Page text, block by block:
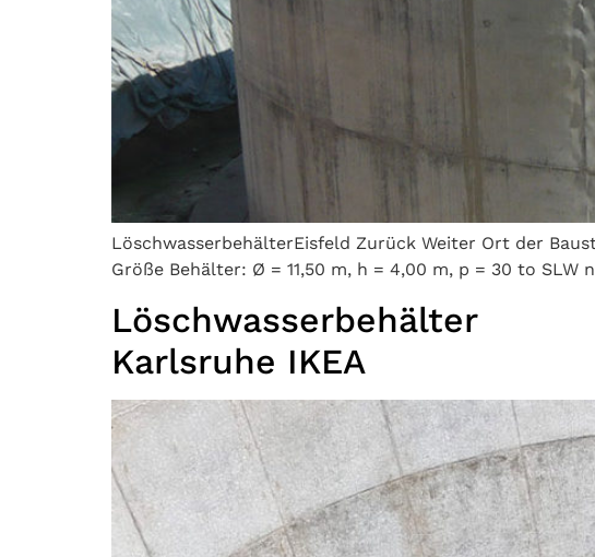
LöschwasserbehälterEisfeld Zurück Weiter Ort der
Größe Behälter: Ø = 11,50 m, h = 4,00 m, p = 30 to SLW
Löschwasserbehälter
Karlsruhe IKEA